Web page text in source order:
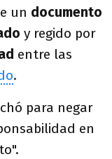
un documento
y regido por
entre las
.
para negar
en